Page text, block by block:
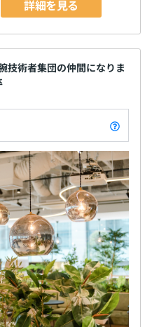
詳細を見る
技術者集団の仲間になりま